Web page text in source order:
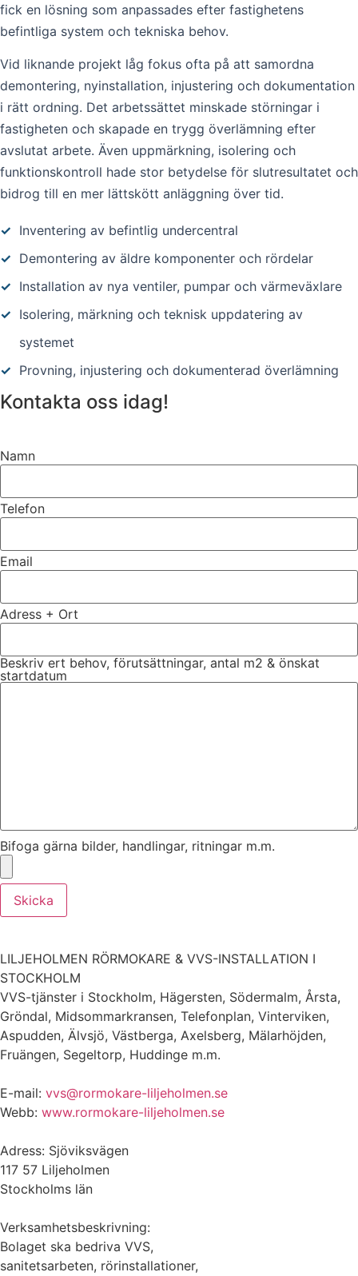
fick en lösning som anpassades efter fastighetens
befintliga system och tekniska behov.
Vid liknande projekt låg fokus ofta på att samordna
demontering, nyinstallation, injustering och dokumentation
i rätt ordning. Det arbetssättet minskade störningar i
fastigheten och skapade en trygg överlämning efter
avslutat arbete. Även uppmärkning, isolering och
funktionskontroll hade stor betydelse för slutresultatet och
bidrog till en mer lättskött anläggning över tid.
✓ Inventering av befintlig undercentral
✓ Demontering av äldre komponenter och rördelar
✓ Installation av nya ventiler, pumpar och värmeväxlare
✓ Isolering, märkning och teknisk uppdatering av
systemet
✓ Provning, injustering och dokumenterad överlämning
Kontakta oss idag!
Namn
Telefon
Email
Adress + Ort
Beskriv ert behov, förutsättningar, antal m2 & önskat
startdatum
Bifoga gärna bilder, handlingar, ritningar m.m.
Skicka
LILJEHOLMEN RÖRMOKARE & VVS-INSTALLATION I
STOCKHOLM
VVS-tjänster i Stockholm, Hägersten, Södermalm, Årsta,
Gröndal, Midsommarkransen, Telefonplan, Vinterviken,
Aspudden, Älvsjö, Västberga, Axelsberg, Mälarhöjden,
Fruängen, Segeltorp, Huddinge m.m.
E-mail: vvs@rormokare-liljeholmen.se
Webb: www.rormokare-liljeholmen.se
Adress: Sjöviksvägen
117 57 Liljeholmen
Stockholms län
Verksamhetsbeskrivning:
Bolaget ska bedriva VVS,
sanitetsarbeten, rörinstallationer,